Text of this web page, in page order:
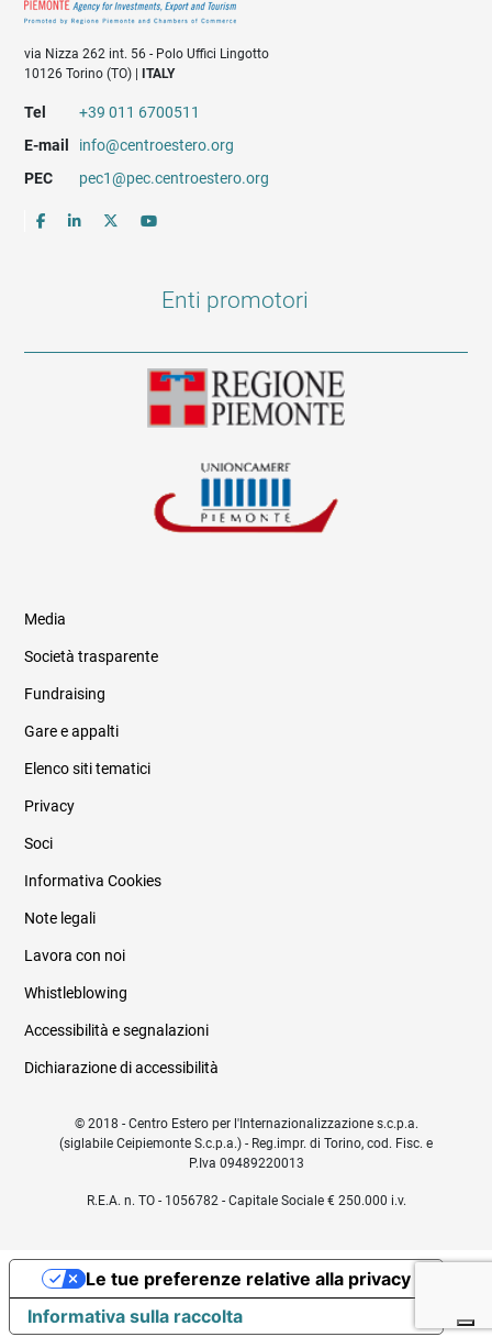
via Nizza 262 int. 56 - Polo Uffici Lingotto
10126 Torino (TO) |
ITALY
Tel
+39 011 6700511
E-mail
info@centroestero.org
PEC
pec1@pec.centroestero.org
Enti promotori
Informazioni legali e trasparenza
Media
Società trasparente
Fundraising
Gare e appalti
Elenco siti tematici
Privacy
Soci
Informativa Cookies
Note legali
Lavora con noi
Whistleblowing
Accessibilità e segnalazioni
Dichiarazione di accessibilità
© 2018 - Centro Estero per l'Internazionalizzazione s.c.p.a.
(siglabile Ceipiemonte S.c.p.a.) - Reg.impr. di Torino, cod. Fisc. e
P.Iva 09489220013
R.E.A. n. TO - 1056782 - Capitale Sociale € 250.000 i.v.
Informativa sulla raccolta
Le tue preferenze relative alla privacy